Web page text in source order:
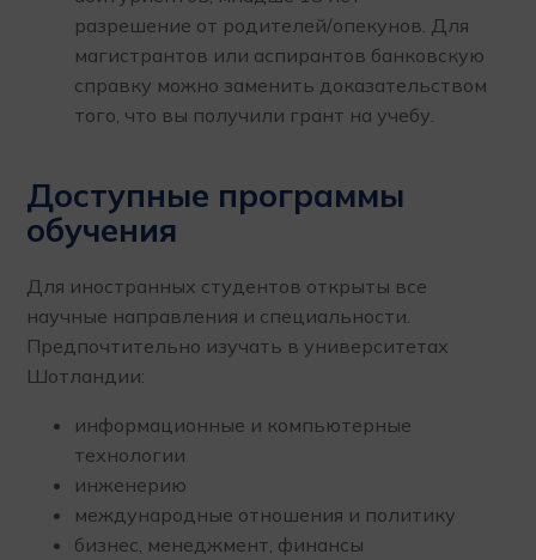
разрешение от родителей/опекунов. Для
магистрантов или аспирантов банковскую
справку можно заменить доказательством
того, что вы получили грант на учебу.
Доступные программы
обучения
Для иностранных студентов открыты все
научные направления и специальности.
Предпочтительно изучать в университетах
Шотландии:
информационные и компьютерные
технологии
инженерию
международные отношения и политику
бизнес, менеджмент, финансы